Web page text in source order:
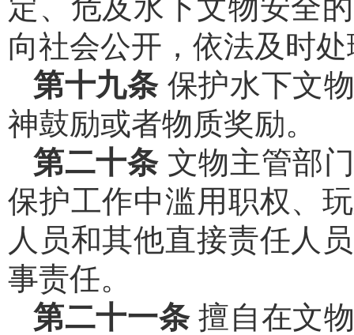
定、危及水下文物安全
向社会公开，依法及时
第十九条 保护水下文
神鼓励或者物质奖励。
第二十条 文物主管部
保护工作中滥用职权、
人员和其他直接责任人
事责任。
第二十一条 擅自在文